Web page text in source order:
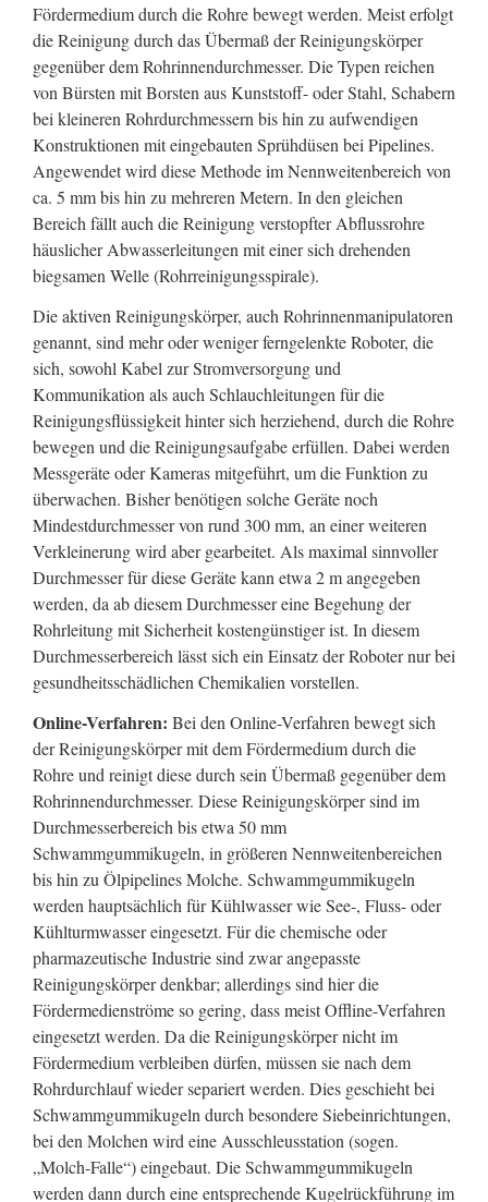
Fördermedium durch die Rohre bewegt werden. Meist erfolgt
die Reinigung durch das Übermaß der Reinigungskörper
gegenüber dem Rohrinnendurchmesser. Die Typen reichen
von Bürsten mit Borsten aus Kunststoff- oder Stahl, Schabern
bei kleineren Rohrdurchmessern bis hin zu aufwendigen
Konstruktionen mit eingebauten Sprühdüsen bei Pipelines.
Angewendet wird diese Methode im Nennweitenbereich von
ca. 5 mm bis hin zu mehreren Metern. In den gleichen
Bereich fällt auch die Reinigung verstopfter Abflussrohre
häuslicher Abwasserleitungen mit einer sich drehenden
biegsamen Welle (Rohrreinigungsspirale).
Die aktiven Reinigungskörper, auch Rohrinnenmanipulatoren
genannt, sind mehr oder weniger ferngelenkte Roboter, die
sich, sowohl Kabel zur Stromversorgung und
Kommunikation als auch Schlauchleitungen für die
Reinigungsflüssigkeit hinter sich herziehend, durch die Rohre
bewegen und die Reinigungsaufgabe erfüllen. Dabei werden
Messgeräte oder Kameras mitgeführt, um die Funktion zu
überwachen. Bisher benötigen solche Geräte noch
Mindestdurchmesser von rund 300 mm, an einer weiteren
Verkleinerung wird aber gearbeitet. Als maximal sinnvoller
Durchmesser für diese Geräte kann etwa 2 m angegeben
werden, da ab diesem Durchmesser eine Begehung der
Rohrleitung mit Sicherheit kostengünstiger ist. In diesem
Durchmesserbereich lässt sich ein Einsatz der Roboter nur bei
gesundheitsschädlichen Chemikalien vorstellen.
Online-Verfahren: Bei den Online-Verfahren bewegt sich
der Reinigungskörper mit dem Fördermedium durch die
Rohre und reinigt diese durch sein Übermaß gegenüber dem
Rohrinnendurchmesser. Diese Reinigungskörper sind im
Durchmesserbereich bis etwa 50 mm
Schwammgummikugeln, in größeren Nennweitenbereichen
bis hin zu Ölpipelines Molche. Schwammgummikugeln
werden hauptsächlich für Kühlwasser wie See-, Fluss- oder
Kühlturmwasser eingesetzt. Für die chemische oder
pharmazeutische Industrie sind zwar angepasste
Reinigungskörper denkbar; allerdings sind hier die
Fördermedienströme so gering, dass meist Offline-Verfahren
eingesetzt werden. Da die Reinigungskörper nicht im
Fördermedium verbleiben dürfen, müssen sie nach dem
Rohrdurchlauf wieder separiert werden. Dies geschieht bei
Schwammgummikugeln durch besondere Siebeinrichtungen,
bei den Molchen wird eine Ausschleusstation (sogen.
„Molch-Falle“) eingebaut. Die Schwammgummikugeln
werden dann durch eine entsprechende Kugelrückführung im